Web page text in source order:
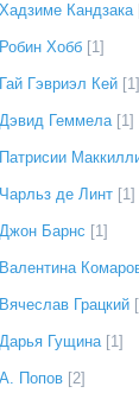
Хадзиме Кандзака
Робин Хобб [1]
Гай Гэвриэл Кей [1]
Дэвид Геммела [1]
Патрисии
Чарльз де Линт [1]
Джон Барнс [1]
Валентина
Вячеслав Грацкий
Дарья Гущина [1]
А. Попов [2]